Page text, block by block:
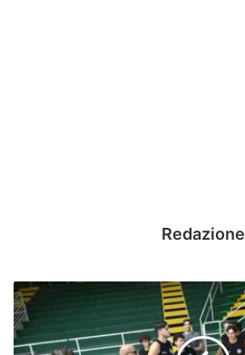
Redazione
Avellino
Basket,
ecco
la